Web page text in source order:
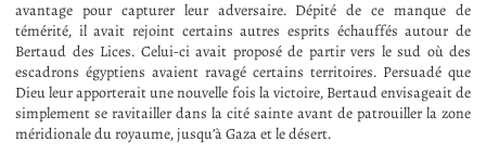
avantage pour capturer leur adversaire. Dépité de ce manque de
témérité, il avait rejoint certains autres esprits échauffés autour de
Bertaud des Lices. Celui-ci avait proposé de partir vers le sud où des
escadrons égyptiens avaient ravagé certains territoires. Persuadé que
Dieu leur apporterait une nouvelle fois la victoire, Bertaud envisageait de
simplement se ravitailler dans la cité sainte avant de patrouiller la zone
méridionale du royaume, jusqu’à Gaza et le désert.